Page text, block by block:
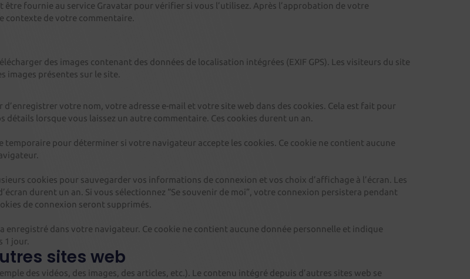
être fournie au service Gravatar pour vérifier si vous l’utilisez. Après l’approbation de votre
contexte de votre commentaire.
des images contenant des données de localisation intégrées (EXIF GPS). Les visiteurs du site
images présentes sur le site.
votre nom, votre adresse e-mail et votre site web dans des cookies. Cela est fait pour
lorsque vous laissez un autre commentaire. Ces cookies durent un an.
pour déterminer si votre navigateur accepte les cookies. Ce cookie ne contient aucune
cookies pour sauvegarder vos informations de connexion et vos choix d’affichage à l’écran. Les
durent un an. Si vous sélectionnez “Se souvenir de moi”, votre connexion persistera pendant
de connexion seront supprimés.
enregistré dans votre navigateur. Ce cookie ne contient aucune donnée personnelle et indique
1 jour.
sites web
des vidéos, des images, des articles, etc.). Le contenu intégré depuis d’autres sites web se